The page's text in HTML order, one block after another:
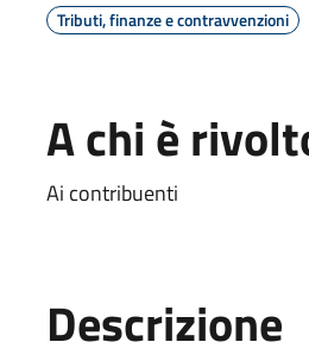
Tributi, finanze e contravvenzioni
A chi è
Ai contribuenti
Descrizione